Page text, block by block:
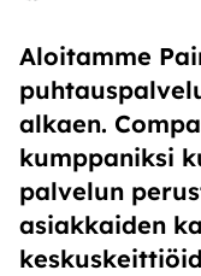
Aloitamme
alkaen.
kumppaniksi
palvelun
asiakkaiden